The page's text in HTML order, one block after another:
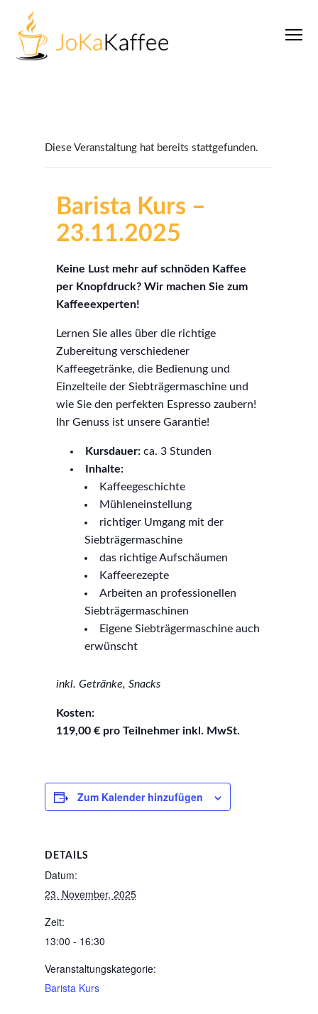
Diese Veranstaltung hat bereits stattgefunden.
Barista Kurs –
23.11.2025
Keine Lust mehr auf schnöden Kaffee
per Knopfdruck? Wir machen Sie zum
Kaffeeexperten!
Lernen Sie alles über die richtige
Zubereitung verschiedener
Kaffeegetränke, die Bedienung und
Einzelteile der Siebträgermaschine und
wie Sie den perfekten Espresso zaubern!
Ihr Genuss ist unsere Garantie!
Kursdauer:ca. 3 Stunden
Inhalte:
Kaffeegeschichte
Mühleneinstellung
richtiger Umgang mit der
Siebträgermaschine
das richtige Aufschäumen
Kaffeerezepte
Arbeiten an professionellen
Siebträgermaschinen
Eigene Siebträgermaschine auch
erwünscht
inkl. Getränke, Snacks
Kosten:
119,00 € pro Teilnehmer inkl. MwSt.
Zum Kalender hinzufügen
DETAILS
Datum:
23. November, 2025
Zeit:
13:00 - 16:30
Veranstaltungskategorie:
Barista Kurs